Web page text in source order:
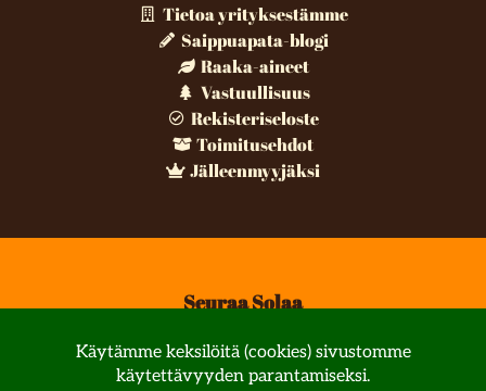
Tietoa yrityksestämme
Saippuapata-blogi
Raaka-aineet
Vastuullisuus
Rekisteriseloste
Toimitusehdot
Jälleenmyyjäksi
Seuraa Solaa